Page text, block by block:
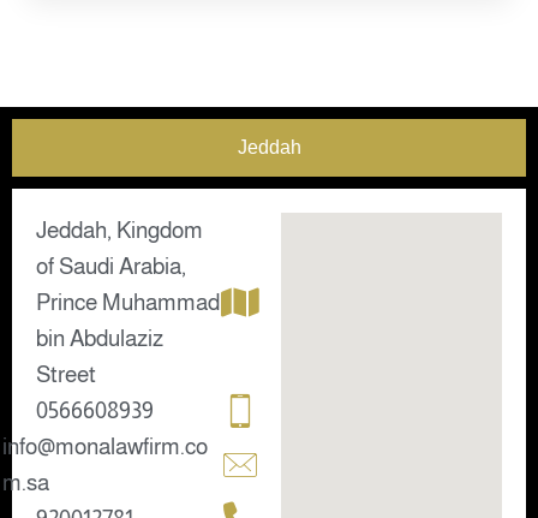
Jeddah
Jeddah, Kingdom
of Saudi Arabia,
Prince Muhammad
bin Abdulaziz
Street
0566608939
info@monalawfirm.co
m.sa